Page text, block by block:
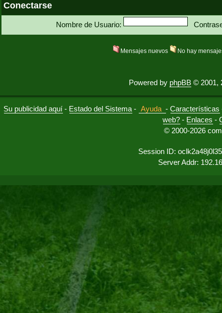
Conectarse
Nombre de Usuario:
Mensajes nuevos No hay
Powered by phpBB © 2001,
Su publicidad aquí - Estado del Sistema - Ayuda -Características
web? - Enlaces -
© 2000-2026
Session ID:
Server Addr: